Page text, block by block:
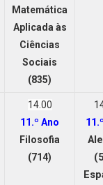
Matemática
Aplicada às
Ciências
Sociais
(835)
14.00
11.º Ano
Filosofia
(714)